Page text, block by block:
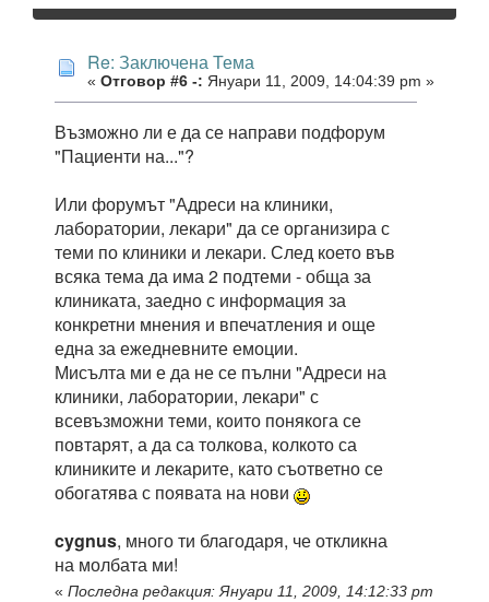
Re: Заключена Тема
« Отговор #6 -: Януари 11, 2009, 14:04:39 pm »
Възможно ли е да се направи подфорум
"Пациенти на..."?
Или форумът "Адреси на клиники,
лаборатории, лекари" да се организира с
теми по клиники и лекари. След което във
всяка тема да има 2 подтеми - обща за
клиниката, заедно с информация за
конкретни мнения и впечатления и още
една за ежедневните емоции.
Мисълта ми е да не се пълни "Адреси на
клиники, лаборатории, лекари" с
всевъзможни теми, които понякога се
повтарят, а да са толкова, колкото са
клиниките и лекарите, като съответно се
обогатява с появата на нови
cygnus, много ти благодаря, че откликна
на молбата ми!
« Последна редакция: Януари 11, 2009, 14:12:33 pm